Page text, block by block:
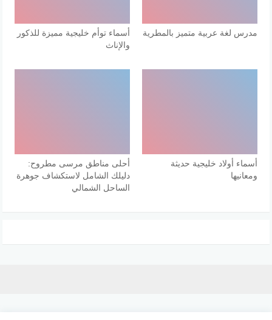
مدرس لغة عربية متميز بالمطرية
أسماء توأم خليجية مميزة للذكور
والإناث
أسماء أولاد خليجية حديثة
ومعانيها
أحلى مناطق مرسى مطروح:
دليلك الشامل لاستكشاف جوهرة
الساحل الشمالي